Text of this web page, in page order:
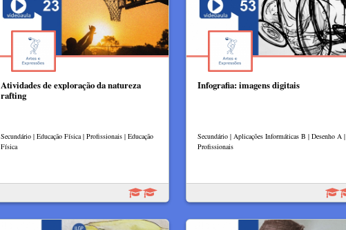
Atividades de exploração da natureza
rafting
Secundário | Educação Física | Profissionais | Educação
Física
Infografia: imagens digitais
Secundário | Aplicações Informáticas B | Desenho A |
Profissionais